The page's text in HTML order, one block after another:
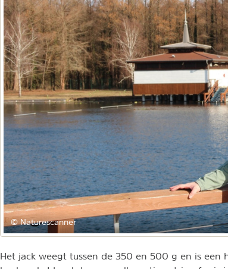
© Naturescanner
Het jack weegt tussen de 350 en 500 g en is